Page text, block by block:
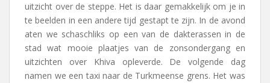
uitzicht over de steppe. Het is daar gemakkelijk om je in
te beelden in een andere tijd gestapt te zijn. In de avond
aten we schaschliks op een van de dakterassen in de
stad wat mooie plaatjes van de zonsondergang en
uitzichten over Khiva opleverde. De volgende dag
namen we een taxi naar de Turkmeense grens. Het was